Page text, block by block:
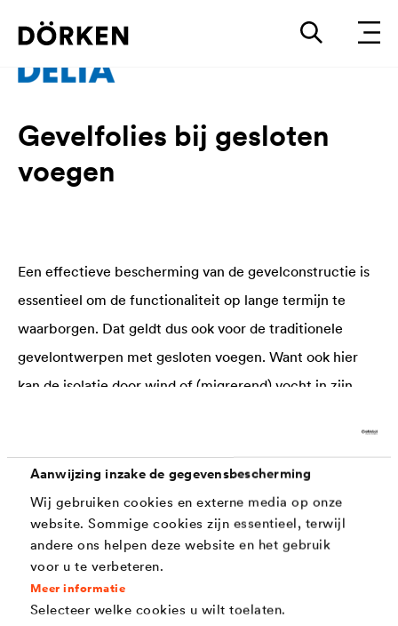
Aanwijzing inzake de gegevensbescherming
Wij gebruiken cookies en externe media op onze
website. Sommige cookies zijn essentieel, terwijl
andere ons helpen deze website en het gebruik
voor u te verbeteren.
Meer informatie
Selecteer welke cookies u wilt toelaten.
Gevelfolies bij gesloten
voegen
Een effectieve bescherming van de gevelconstructie is
essentieel om de functionaliteit op lange termijn te
waarborgen. Dat geldt dus ook voor de traditionele
gevelontwerpen met gesloten voegen. Want ook hier
kan de isolatie door wind of (migrerend) vocht in zijn
Onderdakfolies zoalsDELTA®-MAXX PLUS enDELTA®-
VITAXX S PLUS hebben zich al bewezen als
betrouwbare beschermlaag op hellende daken en
overtuigen ook als gevelfolie achter bekledingen met